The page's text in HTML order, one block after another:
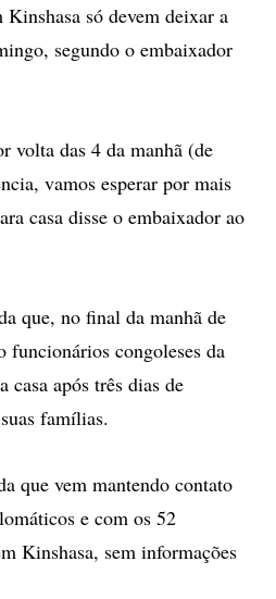
só devem deixar a
segundo o embaixador
volta das 4 da manhã (de
vamos esperar por mais
casa disse o embaixador ao
que, no final da manhã de
funcionários congoleses da
casa após três dias de
famílias.
que vem mantendo contato
e com os 52
Kinshasa, sem informações